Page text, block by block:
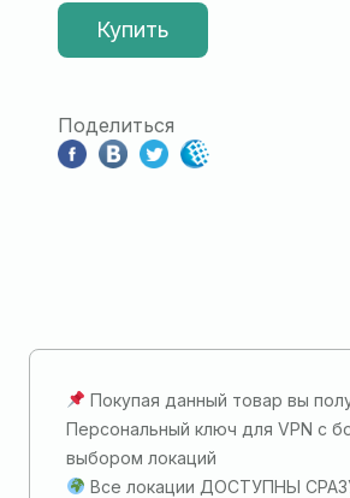
Купить
Поделиться
Покупая данный товар вы
Персональный ключ для VPN с
выбором локаций
Все локации ДОСТУПНЫ